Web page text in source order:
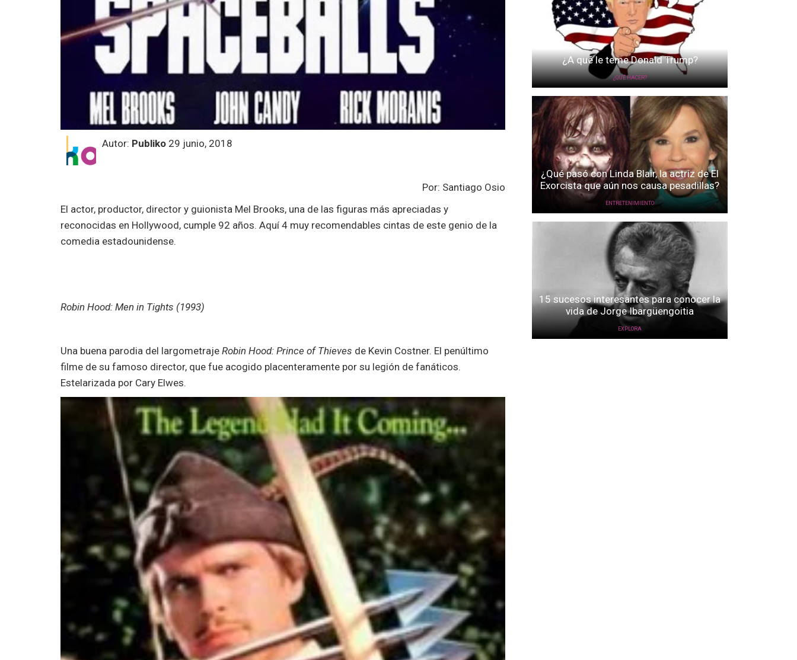
Autor: Publiko 29 junio, 2018
Por: Santiago Osio
El actor, productor, director y guionista Mel Brooks, una de las figuras más apreciadas y
reconocidas en Hollywood, cumple 92 años. Aquí 4 muy recomendables cintas de este genio de la
comedia estadounidense.
Robin Hood: Men in Tights (1993)
Una buena parodia del largometraje Robin Hood: Prince of Thieves de Kevin Costner. El penúltimo
filme de su famoso director, que fue acogido placenteramente por su legión de fanáticos.
Estelarizada por Cary Elwes.
¿A qué le teme Donald Trump?
¿QUÉ HACER?
¿Qué pasó con Linda Blair, la actriz de El
Exorcista que aún nos causa pesadillas?
ENTRETENIMIENTO
15 sucesos interesantes para conocer la
vida de Jorge Ibargüengoitia
EXPLORA